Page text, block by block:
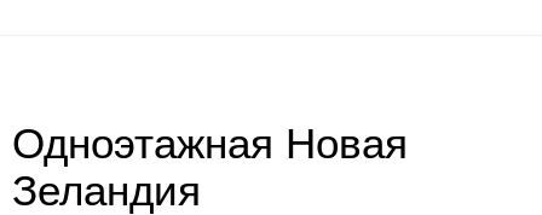
Одноэтажная Новая
Зеландия